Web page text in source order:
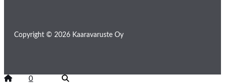
Copyright © 2026 Kaaravaruste Oy
0